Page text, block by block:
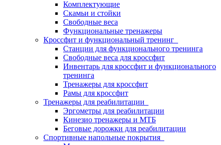
Комплектующие
Скамьи и стойки
Свободные веса
Функциональные тренажеры
Кроссфит и функциональный тренинг
Станции для функционального тренинга
Свободные веса для кроссфит
Инвентарь для кроссфит и функционального
тренинга
Тренажеры для кроссфит
Рамы для кроссфит
Тренажеры для реабилитации
Эргометры для реабилитации
Кинезио тренажеры и МТБ
Беговые дорожки для реабилитации
Спортивные напольные покрытия